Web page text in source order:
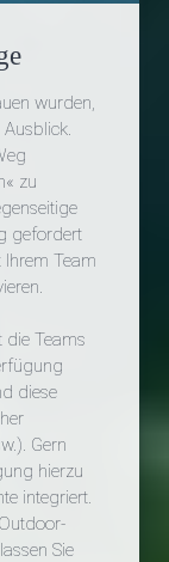
wurden,
zu
gefordert
Team
die Teams
diese
Gern
hierzu
integriert.
Sie